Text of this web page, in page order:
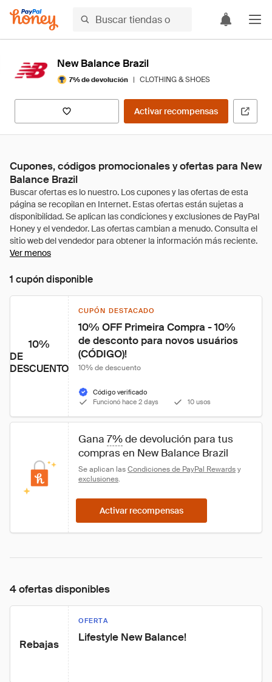
New Balance Brazil
7% de devolución | CLOTHING & SHOES
Activar recompensas
Cupones, códigos promocionales y ofertas para New
Balance Brazil
Ver menos
1 cupón disponible
10%
DE
DESCUENTO
CUPÓN DESTACADO
10% OFF Primeira Compra - 10%
de desconto para novos usuários
(CÓDIGO)!
10% de descuento
Código verificado
Funcionó hace 2 days
10 usos
Gana 7% de devolución para tus
compras en New Balance Brazil
Se aplican las Condiciones de PayPal Rewards y
exclusiones.
Activar recompensas
4 ofertas disponibles
Rebajas
OFERTA
Lifestyle New Balance!